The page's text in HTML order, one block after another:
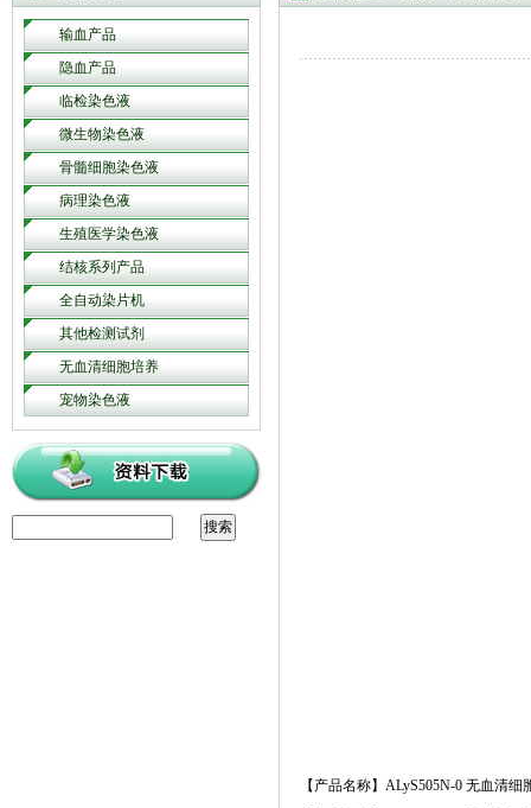
输血产品
隐血产品
临检染色液
微生物染色液
骨髓细胞染色液
病理染色液
生殖医学染色液
结核系列产品
全自动染片机
其他检测试剂
无血清细胞培养
宠物染色液
【产品名称】ALyS505N-0 无血清细